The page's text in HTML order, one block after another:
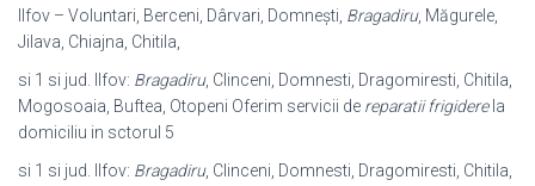
Ilfov – Voluntari, Berceni, Dârvari, Domnești, Bragadiru, Măgurele,
Jilava, Chiajna, Chitila,
si 1 si jud. Ilfov: Bragadiru, Clinceni, Domnesti, Dragomiresti, Chitila,
Mogosoaia, Buftea, Otopeni Oferim servicii de reparatii frigiderela
domiciliu in sctorul 5
si 1 si jud. Ilfov: Bragadiru, Clinceni, Domnesti, Dragomiresti, Chitila,